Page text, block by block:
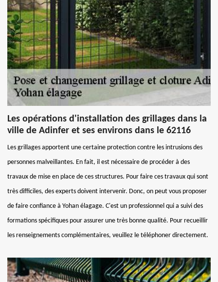
Les opérations d'installation des grillages dans la
ville de Adinfer et ses environs dans le 62116
Les grillages apportent une certaine protection contre les intrusions des
personnes malveillantes. En fait, il est nécessaire de procéder à des
travaux de mise en place de ces structures. Pour faire ces travaux qui sont
très difficiles, des experts doivent intervenir. Donc, on peut vous proposer
de faire confiance à Yohan élagage. C'est un professionnel qui a suivi des
formations spécifiques pour assurer une très bonne qualité. Pour recueillir
les renseignements complémentaires, veuillez le téléphoner directement.